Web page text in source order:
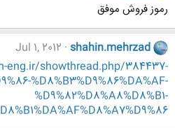
رموز فروش موفق
shahin.mehrzad
Jul 1, 2012
eng.ir/showthread.php/384437-
%D8%B3%D9%86%DA%AF-
%D9%82%D8%A8%D8%B1-